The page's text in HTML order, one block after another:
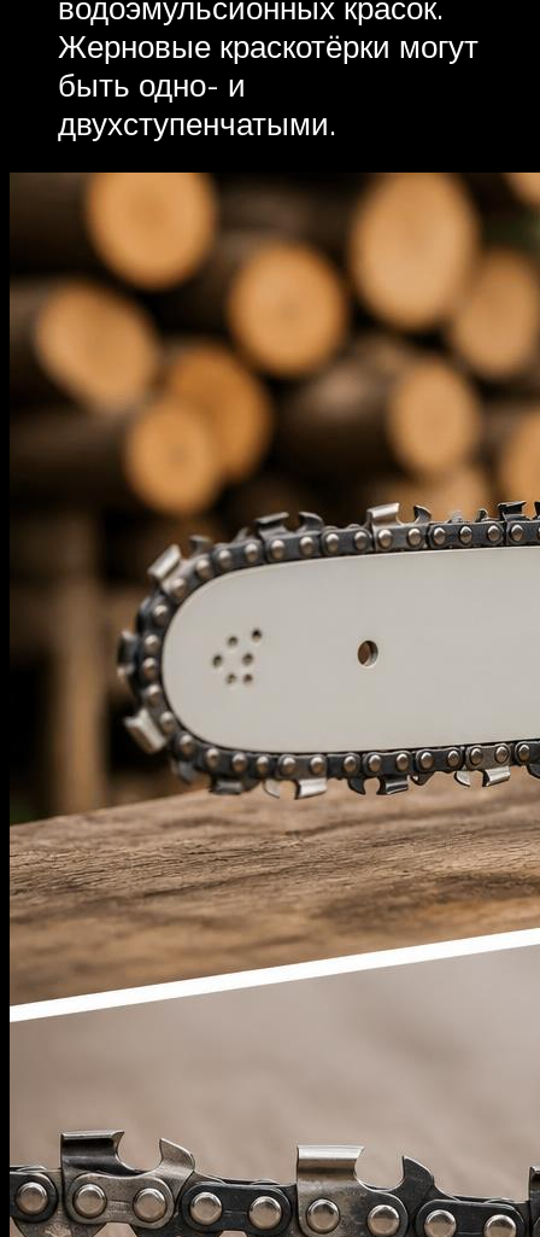
Жерновые краскотёрки могут
быть одно- и
двухступенчатыми.